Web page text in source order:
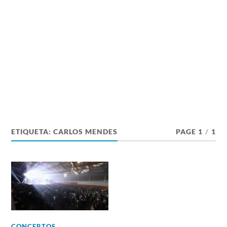
ETIQUETA:CARLOS MENDES PAGE 1 / 1